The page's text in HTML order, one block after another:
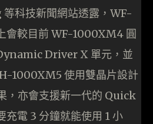
科技新聞網站透露，WF-
會較目前 WF-1000XM4 圓
Driver X 單元，並
1000XM5 使用雙晶片設計
，亦會支援新一代的 Quick
電 3 分鐘就能使用 1 小